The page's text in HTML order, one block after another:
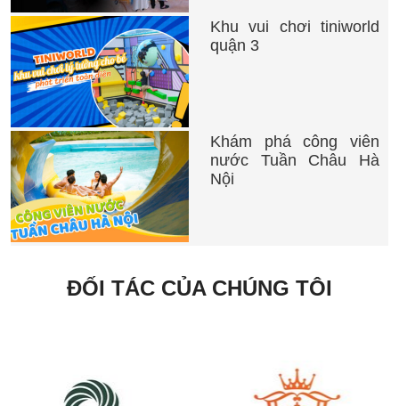
Khu vui chơi tiniworld
quận 3
Khám phá công viên
nước Tuần Châu Hà
Nội
ĐỐI TÁC CỦA CHÚNG TÔI